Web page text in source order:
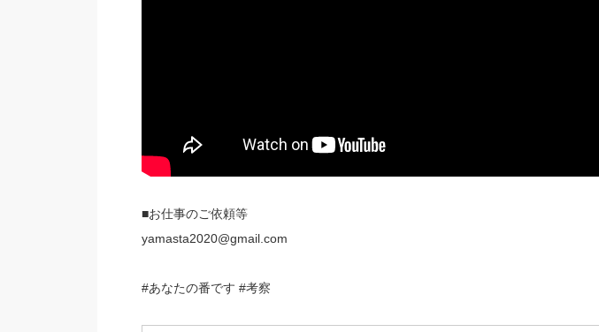
■お仕事のご依頼等
yamasta2020@gmail.com
#あなたの番です #考察